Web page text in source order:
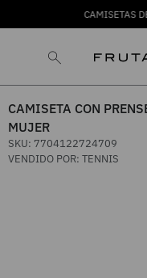
CAMISETAS
CAMISETA CON
MUJER
SKU: 7704122724709
VENDIDO POR: TENNIS